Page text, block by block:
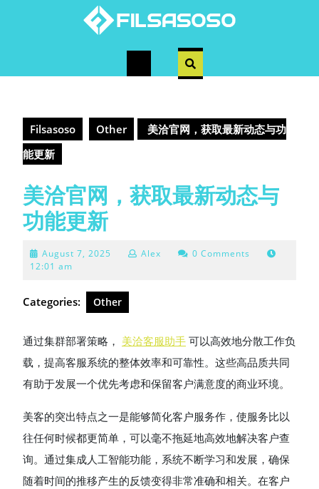
Open
Filsasoso Other
美洽官网，获取最新动态与功
能更新
美洽官网，获取最新动态与
功能更新
August 7, 2025 AugustAlex
0 Comments
12:01 am
Categories: Other
通过集群部署策略， 美洽客服助手 可以高效地分散工作负
载，提高客服系统的整体效率和可靠性。这些高品质共同
有助于发展一个优先考虑和保留客户满意度的商业环境。
美客的突出特点之一是能够简化客户服务作，使服务比以
往任何时候都更简单，可以毫不拖延地高效地解决客户查
询。通过集成人工智能功能，系统不断学习和发展，确保
随着时间的推移产生的反馈变得非常准确和相关。在客户